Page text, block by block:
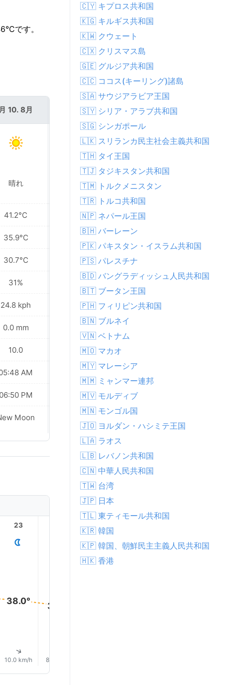
です。
月 10. 8月
晴れ
41.2°C
35.9°C
30.7°C
31%
24.8 kph
0.0 mm
10.0
AM
06:50 PM
Moon
火 11. 8月
晴れ
43.4°C
36.4°C
30.1°C
29%
29.5 kph
0.0 mm
10.0
05:48 AM
06:49 PM
New Moon
23
38.0°
↑
10.0 km/h
37.0°
8.0 km/h
🇨🇾 キプロス共和国
🇰🇬 キルギス共和国
🇰🇼 クウェート
🇨🇽 クリスマス島
🇬🇪 グルジア共和国
🇨🇨 ココス(キーリング)諸島
🇸🇦 サウジアラビア王国
🇸🇾 シリア・アラブ共和国
🇸🇬 シンガポール
🇱🇰 スリランカ民主社会主義共和国
🇹🇭 タイ王国
🇹🇯 タジキスタン共和国
🇹🇲 トルクメニスタン
🇹🇷 トルコ共和国
🇳🇵 ネパール王国
🇧🇭 バーレーン
🇵🇰 パキスタン・イスラム共和国
🇵🇸 パレスチナ
🇧🇩 バングラディッシュ人民共和国
🇧🇹 ブータン王国
🇵🇭 フィリピン共和国
🇧🇳 ブルネイ
🇻🇳 ベトナム
🇲🇴 マカオ
🇲🇾 マレーシア
🇲🇲 ミャンマー連邦
🇲🇻 モルディブ
🇲🇳 モンゴル国
🇯🇴 ヨルダン・ハシミテ王国
🇱🇦 ラオス
🇱🇧 レバノン共和国
🇨🇳 中華人民共和国
🇹🇼 台湾
🇯🇵 日本
🇹🇱 東ティモール共和国
🇰🇷 韓国
🇰🇵 韓国、朝鮮民主主義人民共和国
🇭🇰 香港